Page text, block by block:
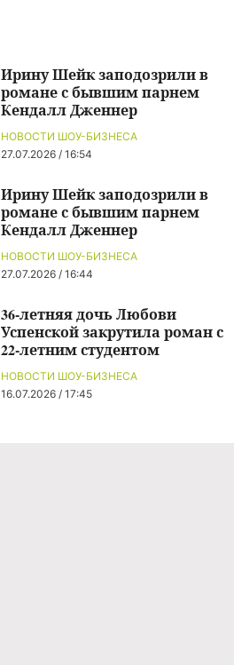
НОВОСТИ ШОУ-БИЗНЕСА
27.07.2026 / 16:54
Ирину Шейк заподозрили в
романе с бывшим парнем
Кендалл Дженнер
НОВОСТИ ШОУ-БИЗНЕСА
27.07.2026 / 16:44
Ирину Шейк заподозрили в
романе с бывшим парнем
Кендалл Дженнер
НОВОСТИ ШОУ-БИЗНЕСА
16.07.2026 / 17:45
36-летняя дочь Любови
Успенской закрутила роман с
22-летним студентом